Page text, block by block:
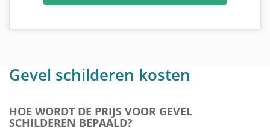
Gevel schilderen kosten
HOE WORDT DE PRIJS VOOR GEVEL
SCHILDEREN BEPAALD?